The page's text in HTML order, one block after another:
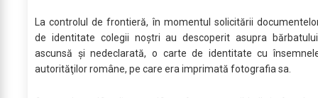
La controlul de frontieră, în momentul solicitării
de identitate colegii noștri au descoperit asupra
ascunsă și nedeclarată, o carte de identitate cu
autorităţilor române, pe care era imprimată fotografia sa.